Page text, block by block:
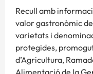
Recull amb
valor gastronòmic de
varietats i
protegides,
d’Agricultura,
Alimentació de la